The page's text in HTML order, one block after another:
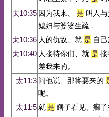
太10:35 因为我来、 是 叫人与
媳妇与婆婆生疏．
太10:36 人的仇敌、就 是 自己
太10:40 人接待你们、就 是 接
差我来的。
太11:3 问他说、那将要来的
呢。
太11:5就 是 瞎子看见、瘸